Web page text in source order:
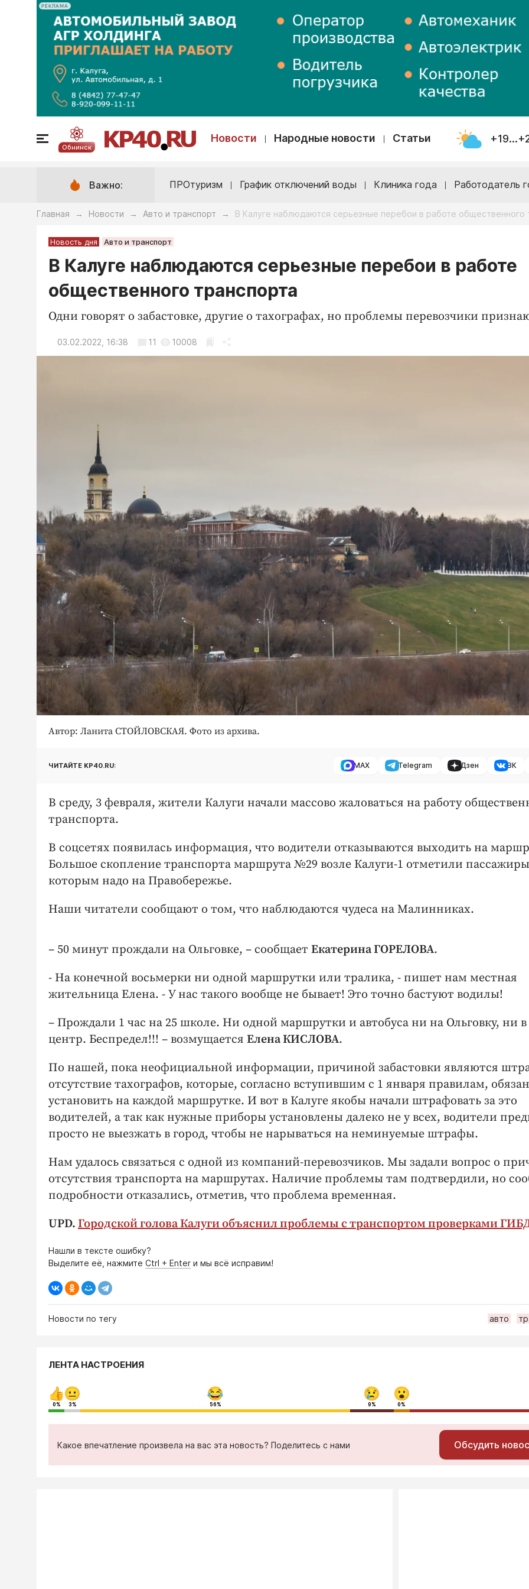
РЕКЛАМА
Обнинск
Новости Народные новости Статьи
Важно: ПРОтуризм График отключений воды Клиника года Работодатель
Главная → Новости → Авто и транспорт → В Калуге наблюдаются серьезные перебои в работе общественного
Новость дня Авто и транспорт
В Калуге наблюдаются серьезные перебои в работе
общественного транспорта
Одни говорят о забастовке, другие о тахографах, но проблемы перевозчики
03.02.2022, 16:38 11 10008
Автор: Ланита СТОЙЛОВСКАЯ. Фото из архива.
ЧИТАЙТЕ KP40.RU: MAX Telegram Дзен ВК
В среду, 3 февраля, жители Калуги начали массово жаловаться на работу
транспорта.
В соцсетях появилась информация, что водители отказываются выходить на
Большое скопление транспорта маршрута №29 возле Калуги-1 отметили
которым надо на Правобережье.
Наши читатели сообщают о том, что наблюдаются чудеса на Малинниках.
– 50 минут прождали на Ольговке, – сообщает Екатерина ГОРЕЛОВА.
- На конечной восьмерки ни одной маршрутки или тралика, - пишет нам местная
жительница Елена. - У нас такого вообще не бывает! Это точно бастуют водилы!
– Прождали 1 час на 25 школе. Ни одной маршрутки и автобуса ни на Ольговку, ни в
центр. Беспредел!!! – возмущается Елена КИСЛОВА.
По нашей, пока неофициальной информации, причиной забастовки являются
отсутствие тахографов, которые, согласно вступившим с 1 января правилам,
установить на каждой маршрутке. И вот в Калуге якобы начали штрафовать за это
водителей, а так как нужные приборы установлены далеко не у всех, водители
просто не выезжать в город, чтобы не нарываться на неминуемые штрафы.
Нам удалось связаться с одной из компаний-перевозчиков. Мы задали вопрос о
отсутствия транспорта на маршрутах. Наличие проблемы там подтвердили, но
подробности отказались, отметив, что проблема временная.
UPD. Городской голова Калуги объяснил проблемы с транспортом проверками
Нашли в тексте ошибку?
Выделите её, нажмите Ctrl + Enter и мы всё исправим!
Новости по тегу авто
ЛЕНТА НАСТРОЕНИЯ
0% 3% 56% 9% 0%
Какое впечатление произвела на вас эта новость? Поделитесь с нами Обсудить